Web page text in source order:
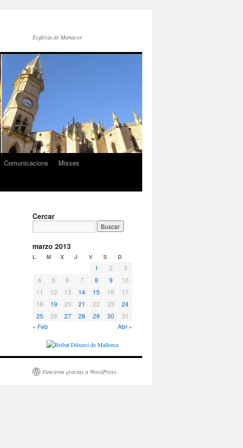
Església de Manacor
Comunicacions
Misses
Cercar
marzo 2013
L M X J V S D
1 2
3
4
5 6 7 8 9
10
11
12 13 14 15 16
17
18
19 20 21 22 23
24
25
26 27 28 29 30
31
« Feb
Abr »
Funciona gracias a WordPress.